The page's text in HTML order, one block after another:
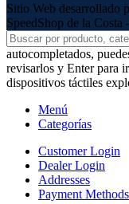
Sitio Web desarrollado
SpeedShop de la Costa
autocompletados,
revisarlos y Enter para
dispositivos táctiles
Menú
Categorías
Customer Login
Dealer Login
Addresses
Payment Methods